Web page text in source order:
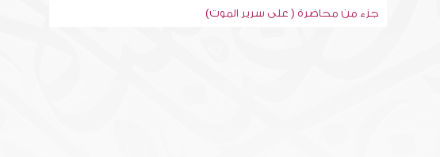
جزء من محاضرة ( على سرير الموت)